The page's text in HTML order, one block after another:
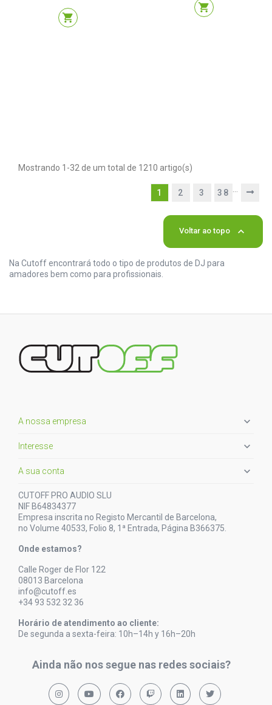
shopping_cart
shopping_cart
Mostrando 1-32 de um total de 1210 artigo(s)
1 2 3 38
Voltar ao topo 
Na Cutoff encontrará todo o tipo de produtos de DJ para
amadores bem como para profissionais.
A nossa empresa 
Interesse 
A sua conta 
CUTOFF PRO AUDIO SLU
NIF B64834377
Empresa inscrita no Registo Mercantil de Barcelona,
no Volume 40533, Folio 8, 1ª Entrada, Página B366375.
Onde estamos?
Calle Roger de Flor 122
08013 Barcelona
info@cutoff.es
+34 93 532 32 36
Horário de atendimento ao cliente:
De segunda a sexta-feira: 10h–14h y 16h–20h
Ainda não nos segue nas redes sociais?